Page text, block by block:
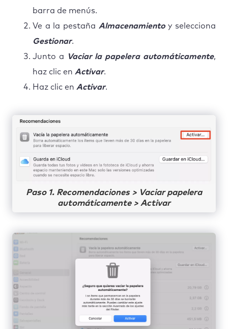
barra de menús.
Ve a la pestaña Almacenamientoy selecciona
Gestionar.
Junto a
Vaciar la papelera automáticamente,
haz clic en Activar.
Haz clic en Activar.
Paso 1. Recomendaciones > Vaciar papelera
automáticamente > Activar